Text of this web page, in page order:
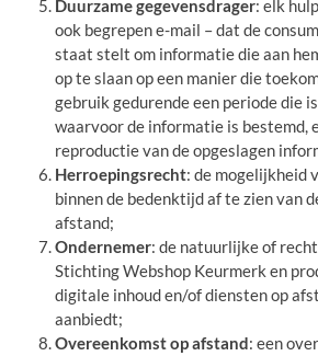
Duurzame gegevensdrager: elk
ook begrepen e-mail – dat de
staat stelt om informatie die aan
op te slaan op een manier die
gebruik gedurende een periode die
waarvoor de informatie is bestemd,
reproductie van de opgeslagen
Herroepingsrecht: de mogelijkheid
binnen de bedenktijd af te zien van
afstand;
Ondernemer: de natuurlijke of
Stichting Webshop Keurmerk en
digitale inhoud en/of diensten op
aanbiedt;
Overeenkomst op afstand: een